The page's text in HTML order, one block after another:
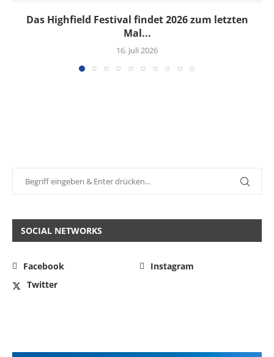
Das Highfield Festival findet 2026 zum letzten
Mal...
16. Juli 2026
SOCIAL NETWORKS
Facebook
Instagram
Twitter